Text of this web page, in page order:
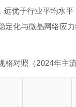
远优于行业平均水平
定化与微晶网络应
格对照（2024年主流